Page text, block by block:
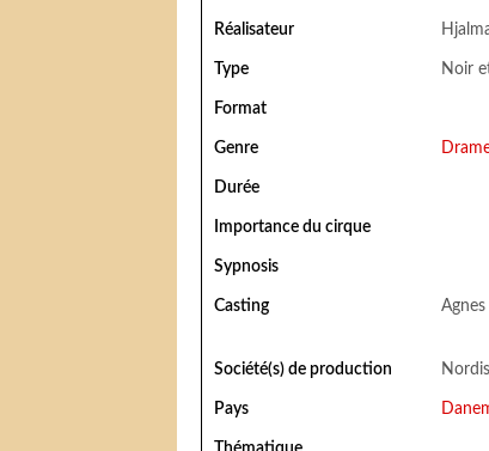
Réalisateur
Type Noir
Format
Genre
Durée
Importance du cirque
Sypnosis
Casting
Société(s) de production
Pays